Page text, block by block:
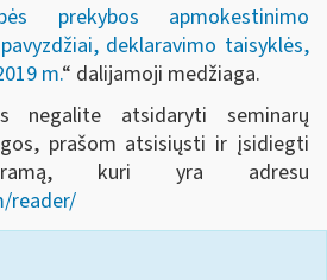
prekybos apmokestinimo
deklaravimo taisyklės,
m.“ dalijamoji medžiaga.
negalite atsidaryti seminarų
prašom atsisiųsti ir įsidiegti
kuri yra adresu
reader/